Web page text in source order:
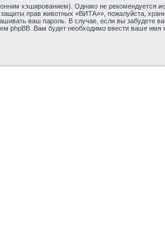
хэшированием). Однако не рекомендуется
прав животных «ВИТА»», пожалуйста,
ваш пароль. В случае, если вы забудете
phpBB. Вам будет необходимо ввести ваше имя